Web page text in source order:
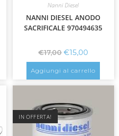
Nanni Diesel
NANNI DIESEL ANODO
SACRIFICALE 970494635
€17,00 €15,00
Aggiungi al carrello
IN OFFERTA!